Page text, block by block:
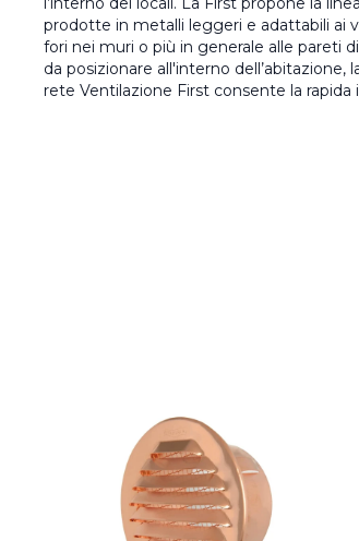
prodotte in metalli leggeri e adattabili ai
fori nei muri o più in generale alle pareti
da posizionare all'interno
rete Ventilazione First consente la